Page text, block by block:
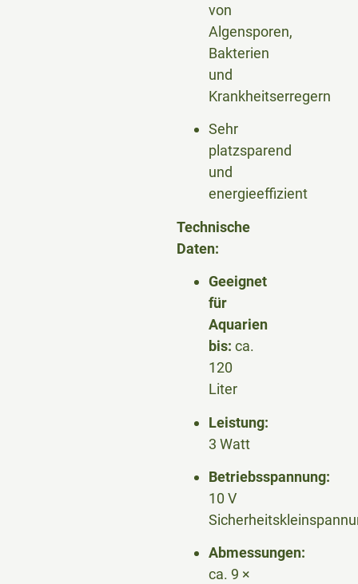
von
Algensporen,
Bakterien
und
Krankheitserregern
Sehr
platzsparend
und
energieeffizient
Technische
Daten:
Geeignet
für
Aquarien
bis: ca.
120
Liter
Leistung:
3 Watt
Betriebsspannung:
10 V
Abmessungen:
ca. 9 ×